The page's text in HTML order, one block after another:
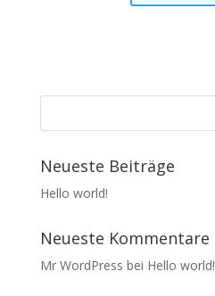
Neueste Beiträge
Hello world!
Neueste Kommentare
Mr WordPress bei Hello world!